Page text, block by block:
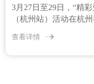
3月27日至29日，“精
（杭州站）活动在杭
查看详情